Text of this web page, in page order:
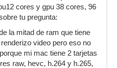
cores y gpu 38 cores, 96
tu pregunta:
la mitad de ram que tiene
video pero eso no
mi mac tiene 2 tarjetas
raw, hevc, h.264 y h.265,